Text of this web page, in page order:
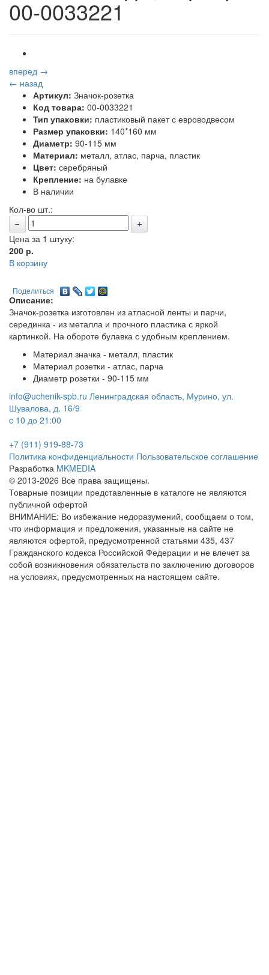
00-0033221
вперед →
← назад
Артикул: Значок-розетка
Код товара: 00-0033221
Тип упаковки: пластиковый пакет с евроводвесом
Размер упаковки: 140*160 мм
Диаметр: 90-115 мм
Материал: металл, атлас, парча, пластик
Цвет: серебряный
Крепление: на булавке
В наличии
Кол-во шт.:
Цена за 1 штуку:
200 р.
В корзину
Поделиться
Описание:
Значок-розетка изготовлен из атласной ленты и парчи,
серединка - из металла и прочного пластика с яркой
картинкой. На обороте булавка с удобным креплением.
Материал значка - металл, пластик
Материал розетки - атлас, парча
Диаметр розетки - 90-115 мм
info@uchenik-spb.ru Ленинградская область, Мурино, ул.
Шувалова, д. 16/9
c 10 до 21:00
+7 (911) 919-88-73
Политика конфиденциальности Пользовательское соглашение
Разработка MKMEDIA
© 2013-2026 Все права защищены.
Товарные позиции представленные в каталоге не являются
публичной офертой
ВНИМАНИЕ: Во избежание недоразумений, сообщаем о том,
что информация и предложения, указанные на сайте не
являются офертой, предусмотренной статьями 435, 437
Гражданского кодекса Российской Федерации и не влечет за
собой возникновения обязательств по заключению договоров
на условиях, предусмотренных на настоящем сайте.